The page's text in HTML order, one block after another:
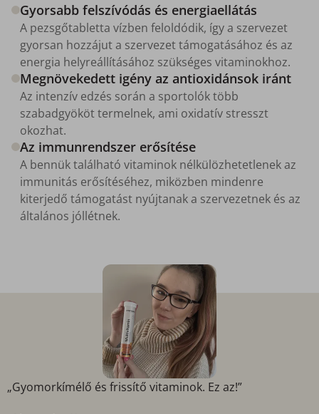
Gyorsabb felszívódás és energiaellátás
A pezsgőtabletta vízben feloldódik, így a szervezet
gyorsan hozzájut a szervezet támogatásához és az
energia helyreállításához szükséges vitaminokhoz.
Megnövekedett igény az antioxidánsok iránt
Az intenzív edzés során a sportolók több
szabadgyököt termelnek, ami oxidatív stresszt
okozhat.
Az immunrendszer erősítése
A bennük található vitaminok nélkülözhetetlenek az
immunitás erősítéséhez, miközben mindenre
kiterjedő támogatást nyújtanak a szervezetnek és az
általános jóllétnek.
„Gyomorkímélő és frissítő vitaminok. Ez az!”